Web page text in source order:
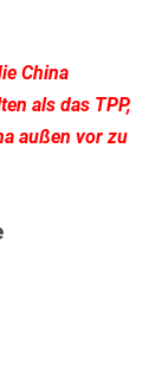
China
als das TPP,
außen vor zu